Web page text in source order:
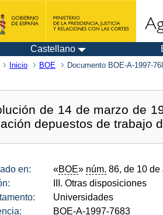
Castellano
Inicio BOE Documento BOE-A-1997-
de 14 de marzo de
depuestos de trabajo
en: «BOE» núm. 86, de 10 de
III. Otras disposiciones
Universidades
BOE-A-1997-7683